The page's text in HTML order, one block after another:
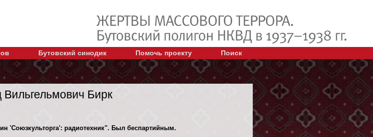
Бутовский синодик Помочь проекту Поиск
Вильгельмович Бирк
'Союзкульторга': радиотехник". Был беспартийным.